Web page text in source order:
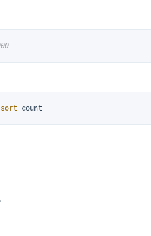
count